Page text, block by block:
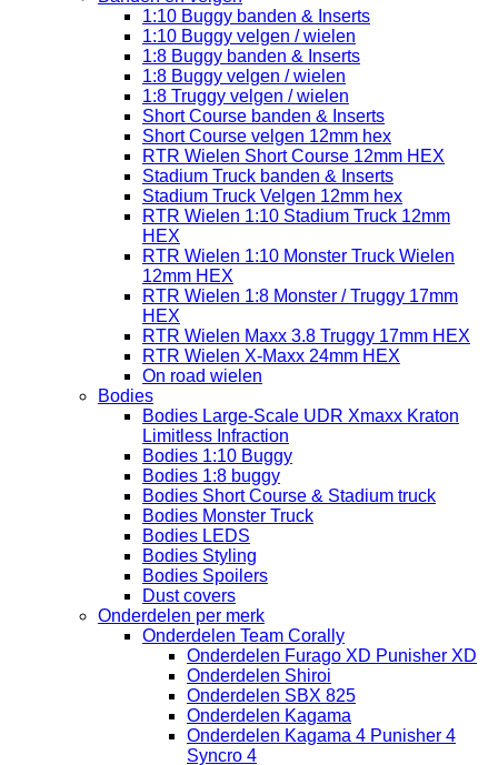
1:10 Buggy banden & Inserts
1:10 Buggy velgen / wielen
1:8 Buggy banden & Inserts
1:8 Buggy velgen / wielen
1:8 Truggy velgen / wielen
Short Course banden & Inserts
Short Course velgen 12mm hex
RTR Wielen Short Course 12mm HEX
Stadium Truck banden & Inserts
Stadium Truck Velgen 12mm hex
RTR Wielen 1:10 Stadium Truck 12mm
HEX
RTR Wielen 1:10 Monster Truck Wielen
12mm HEX
RTR Wielen 1:8 Monster / Truggy 17mm
HEX
RTR Wielen Maxx 3.8 Truggy 17mm HEX
RTR Wielen X-Maxx 24mm HEX
On road wielen
Bodies
Bodies Large-Scale UDR Xmaxx Kraton
Limitless Infraction
Bodies 1:10 Buggy
Bodies 1:8 buggy
Bodies Short Course & Stadium truck
Bodies Monster Truck
Bodies LEDS
Bodies Styling
Bodies Spoilers
Dust covers
Onderdelen per merk
Onderdelen Team Corally
Onderdelen Furago XD Punisher XD
Onderdelen Shiroi
Onderdelen SBX 825
Onderdelen Kagama
Onderdelen Kagama 4 Punisher 4
Syncro 4